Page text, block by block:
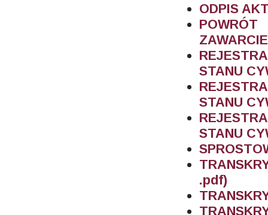
ODPIS
STANU
STANU
STANU
.pdf)